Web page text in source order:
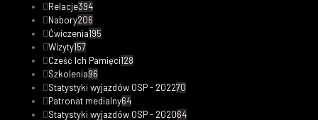
Relacje394
Nabory206
Ćwiczenia195
Wizyty157
Cześć Ich Pamięci128
Szkolenia96
Statystyki wyjazdów OSP - 202270
Patronat medialny64
Statystyki wyjazdów OSP - 202064